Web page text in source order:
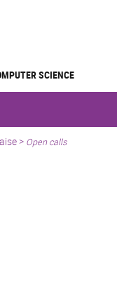
SCIENCE
> Open calls